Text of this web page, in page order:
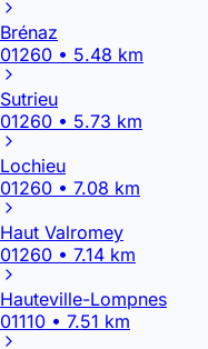
Brénaz
01260 • 5.48 km
Sutrieu
01260 • 5.73 km
Lochieu
01260 • 7.08 km
Haut Valromey
01260 • 7.14 km
Hauteville-Lompnes
01110 • 7.51 km